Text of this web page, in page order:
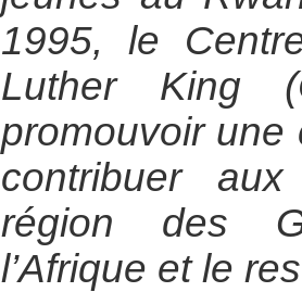
1995, le
Luther King
promouvoir
contribuer
région des
l’Afrique et le